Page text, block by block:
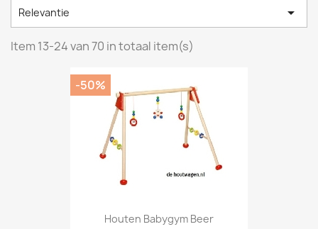
Relevantie 
Item 13-24 van 70 in totaal item(s)
Houten Babygym Beer
-50%